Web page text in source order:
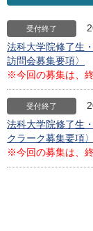
受付終了
法科大学院修了生
訪問会募集要項〉
※今回の募集は、
受付終了
法科大学院修了生
クラーク募集要項〉
※今回の募集は、